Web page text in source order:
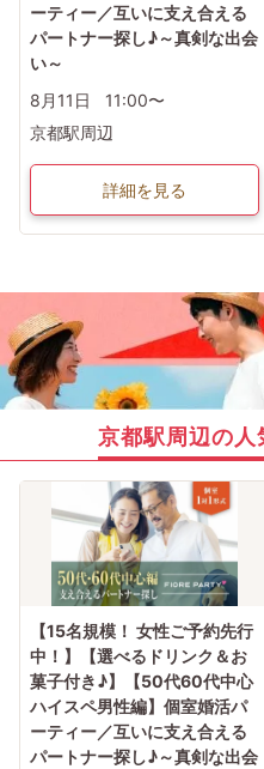
ーティー／互いに支え合える
パートナー探し♪～真剣な出会
い～
8月11日
11:00〜
京都駅周辺
詳細を見る
京都駅周辺の
【15名規模！ 女性ご予約先行
中！】【選べるドリンク＆お
菓子付き♪】【50代60代中心
ハイスペ男性編】個室婚活パ
ーティー／互いに支え合える
パートナー探し♪～真剣な出会